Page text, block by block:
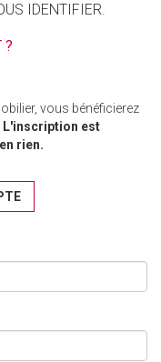
IDENTIFIER.
?
vous bénéficierez
L'inscription est
rien.